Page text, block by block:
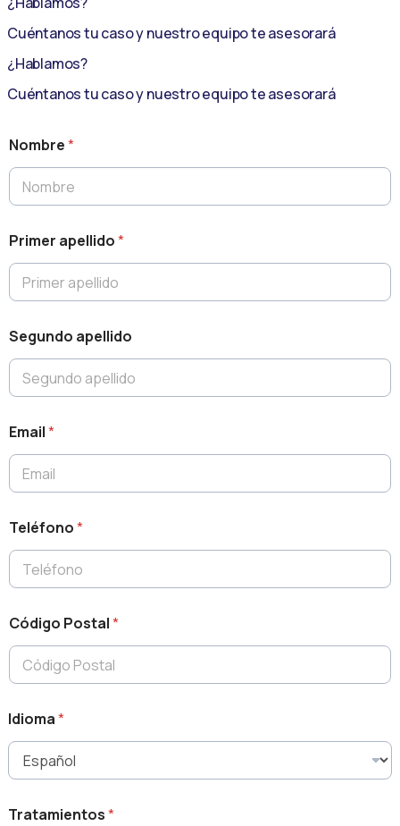
Cuéntanos tu caso y nuestro equipo te asesorará
¿Hablamos?
Cuéntanos tu caso y nuestro equipo te asesorará
Nombre*
Primer apellido*
Segundo apellido
Email*
Teléfono*
Código Postal*
Idioma*
Tratamientos*